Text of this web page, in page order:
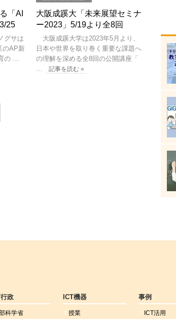
「AI
25
グサは
のAP新
の …
大阪成蹊大「未来展望セミナ
ー2023」5/19より全8回
大阪成蹊大学は2023年5月より、
日本や世界を取り巻く重要な課題へ
の理解を深める全8回の公開講座「
…
記事を読む »
政
科学省
ICT機器
授業
事例
ICT活用